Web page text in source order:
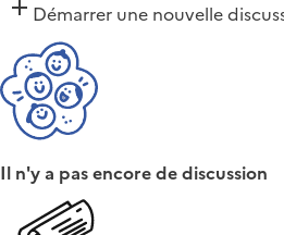
Démarrer une nouvelle
Il n'y a pas encore de discussion